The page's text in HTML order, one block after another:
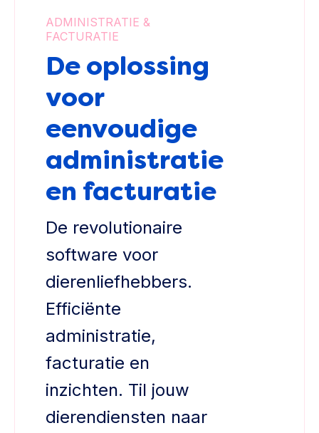
ADMINISTRATIE &
FACTURATIE
De oplossing
voor
eenvoudige
administratie
en facturatie
De revolutionaire
software voor
dierenliefhebbers.
Efficiënte
administratie,
facturatie en
inzichten. Til jouw
dierendiensten naar